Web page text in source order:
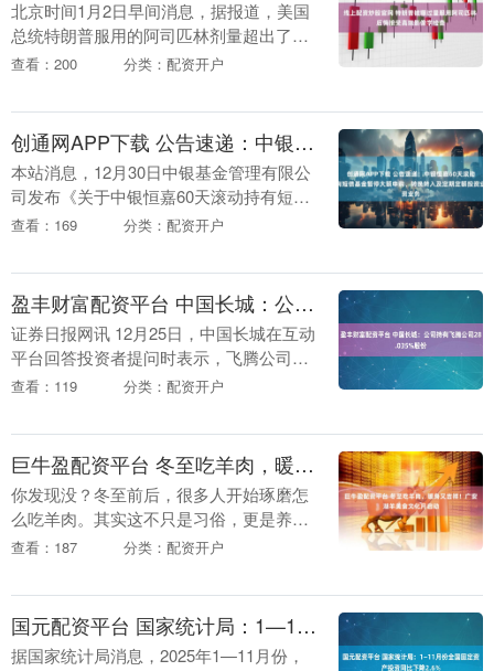
北京时间1月2日早间消息，据报道，美国
总统特朗普服用的阿司匹林剂量超出了医
生的建议范围。他曾短暂尝试过穿戴弹力
此外，他还对接....
查看：200 分类：配资开户
创通网APP下载 公告速递：中银恒嘉60天滚动持有短债基金暂停大额申购、转换转入及定期定额投资业务
本站消息，12月30日中银基金管理有限公
司发布《关于中银恒嘉60天滚动持有短债
债券型证券投资基金暂停大额申购、转换
中提示，N....
查看：169 分类：配资开户
盈丰财富配资平台 中国长城：公司持有飞腾公司28.035%股份
证券日报网讯 12月25日，中国长城在互动
平台回答投资者提问时表示，飞腾公司是
公司的参股企业，公司持有飞腾公司
海量....
查看：119 分类：配资开户
巨牛盈配资平台 冬至吃羊肉，暖身又吉祥！广安湖羊美食文化月启动
你发现没？冬至前后，很多人开始琢磨怎
么吃羊肉。其实这不只是习俗，更是养生
智慧。 广安区最近搞了个大动作，湖羊美
到2026....
查看：187 分类：配资开户
国元配资平台 国家统计局：1—11月份全国固定资产投资同比下降2.6%
据国家统计局消息，2025年1—11月份，